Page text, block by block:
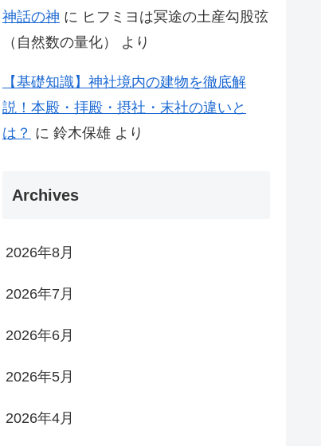
神話の神 に ヒフミヨは冥途の土産勾股弦
（自然数の量化）
より
【基礎知識】神社境内の建物を徹底解
説！本殿・拝殿・摂社・末社の違いと
は？ に 鈴木保雄 より
Archives
2026年8月
2026年7月
2026年6月
2026年5月
2026年4月